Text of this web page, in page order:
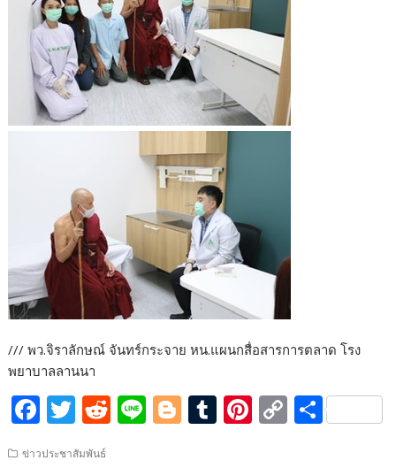
/// พว.จิราลักษณ์ จันทร์กระจาย หน.แผนกสื่อสารการตลาด โรง
พยาบาลลานนา
F T R Li Bl T Pi C S
ข่าวประชาสัมพันธ์